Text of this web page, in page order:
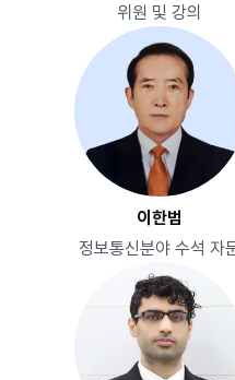
위원 및 강의
이한범
정보통신분야 수석 자